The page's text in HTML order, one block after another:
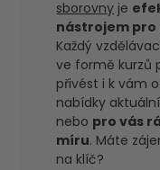
sborovny je
nástrojem pro
Každý
ve formě kurzů
přivést i k vám
nabídky
nebo pro vás
míru. Máte
na klíč?